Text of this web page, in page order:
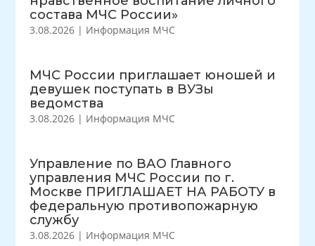
состава МЧС России»
3.08.2026 | Информация МЧС
МЧС России приглашает юношей и
девушек поступать в ВУЗы
ведомства
3.08.2026 | Информация МЧС
Управление по ВАО Главного
управления МЧС России по г.
Москве ПРИГЛАШАЕТ НА РАБОТУ в
федеральную противопожарную
службу
3.08.2026 | Информация МЧС